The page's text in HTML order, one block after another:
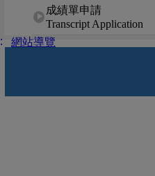
成績單申請
Transcript Application
網站導覽